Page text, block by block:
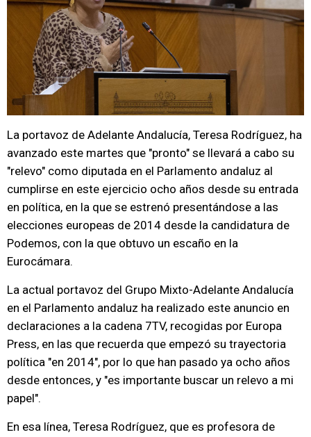
La portavoz de Adelante Andalucía, Teresa Rodríguez, ha
avanzado este martes que "pronto" se llevará a cabo su
"relevo" como diputada en el Parlamento andaluz al
cumplirse en este ejercicio ocho años desde su entrada
en política, en la que se estrenó presentándose a las
elecciones europeas de 2014 desde la candidatura de
Podemos, con la que obtuvo un escaño en la
Eurocámara.
La actual portavoz del Grupo Mixto-Adelante Andalucía
en el Parlamento andaluz ha realizado este anuncio en
declaraciones a la cadena 7TV, recogidas por Europa
Press, en las que recuerda que empezó su trayectoria
política "en 2014", por lo que han pasado ya ocho años
desde entonces, y "es importante buscar un relevo a mi
papel".
En esa línea, Teresa Rodríguez, que es profesora de